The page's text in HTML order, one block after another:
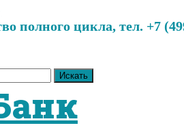
полного цикла, тел. +7
Искать